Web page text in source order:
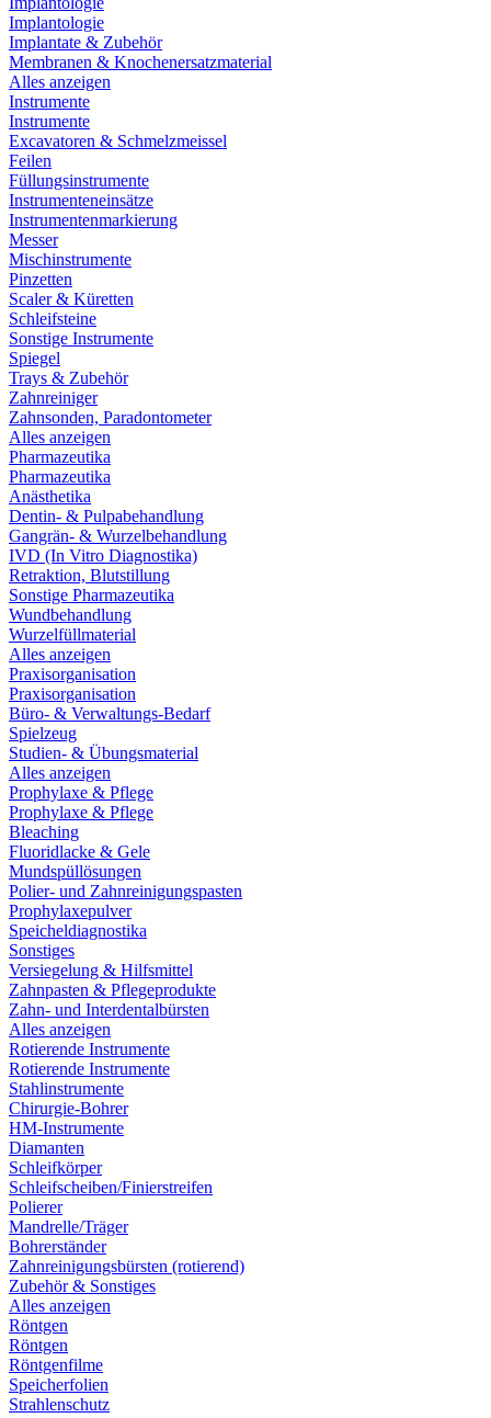
Implantologie
Implantate & Zubehör
Membranen & Knochenersatzmaterial
Alles anzeigen
Instrumente
Instrumente
Excavatoren & Schmelzmeissel
Feilen
Füllungsinstrumente
Instrumenteneinsätze
Instrumentenmarkierung
Messer
Mischinstrumente
Pinzetten
Scaler & Küretten
Schleifsteine
Sonstige Instrumente
Spiegel
Trays & Zubehör
Zahnreiniger
Zahnsonden, Paradontometer
Alles anzeigen
Pharmazeutika
Pharmazeutika
Anästhetika
Dentin- & Pulpabehandlung
Gangrän- & Wurzelbehandlung
IVD (In Vitro Diagnostika)
Retraktion, Blutstillung
Sonstige Pharmazeutika
Wundbehandlung
Wurzelfüllmaterial
Alles anzeigen
Praxisorganisation
Praxisorganisation
Büro- & Verwaltungs-Bedarf
Spielzeug
Studien- & Übungsmaterial
Alles anzeigen
Prophylaxe & Pflege
Prophylaxe & Pflege
Bleaching
Fluoridlacke & Gele
Mundspüllösungen
Polier- und Zahnreinigungspasten
Prophylaxepulver
Speicheldiagnostika
Sonstiges
Versiegelung & Hilfsmittel
Zahnpasten & Pflegeprodukte
Zahn- und Interdentalbürsten
Alles anzeigen
Rotierende Instrumente
Rotierende Instrumente
Stahlinstrumente
Chirurgie-Bohrer
HM-Instrumente
Diamanten
Schleifkörper
Schleifscheiben/Finierstreifen
Polierer
Mandrelle/Träger
Bohrerständer
Zahnreinigungsbürsten (rotierend)
Zubehör & Sonstiges
Alles anzeigen
Röntgen
Röntgen
Röntgenfilme
Speicherfolien
Strahlenschutz